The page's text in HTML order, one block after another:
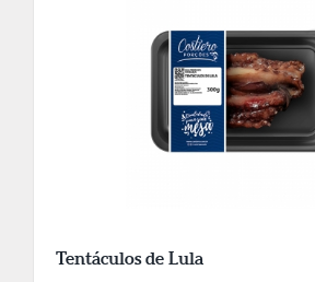
Tentáculos de Lula